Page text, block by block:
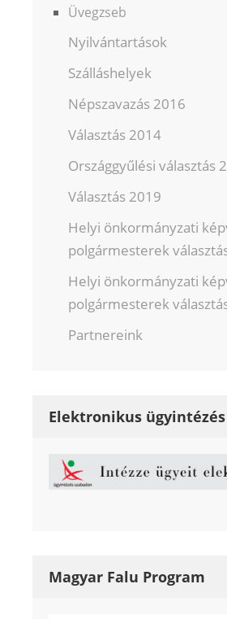
Üvegzseb
Nyilvántartások
Szálláshelyek
Népszavazás 2016
Választás 2014
Országgyűlési választás
Választás 2019
Helyi önkormányzati
polgármesterek
Helyi önkormányzati
polgármesterek
Partnereink
Elektronikus ügyintézés
Magyar Falu Program